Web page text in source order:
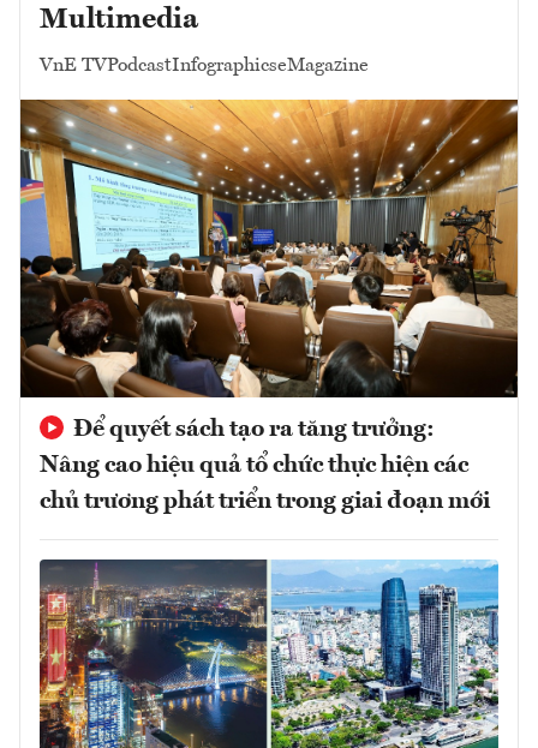
Multimedia
VnE TVPodcastInfographicseMagazine
Để quyết sách tạo ra tăng trưởng:
Nâng cao hiệu quả tổ chức thực hiện các
chủ trương phát triển trong giai đoạn mới